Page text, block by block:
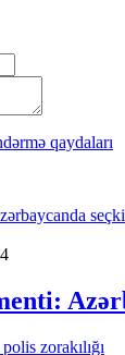
qaydaları